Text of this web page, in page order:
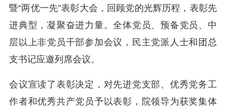
暨“两优一先”表彰大会，回顾党的光辉历程，表彰先
进典型，凝聚奋进力量。全体党员、预备党员、中
层以上非党员干部参加会议，民主党派人士和团总
支书记应邀列席会议。
会议宣读了表彰决定，对先进党支部、优秀党务工
作者和优秀共产党员予以表彰，院领导为获奖集体